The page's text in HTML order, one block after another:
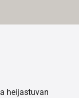
heijastuvan